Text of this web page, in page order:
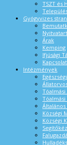
TSZT és
Gyógyvizes
Árak
Kemping
Ifjúsági
Kapcsolat
Intézmények
Tóalmási
Tóalmási
Általános
Községi
Községi